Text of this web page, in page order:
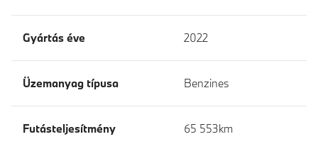
Gyártás éve 2022
Üzemanyag típusa Benzines
Futásteljesítmény 65 553km